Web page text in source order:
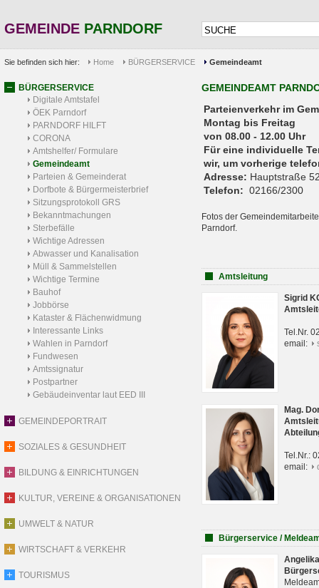
GEMEINDE PARNDORF
Sie befinden sich hier: Home BÜRGERSERVICE Gemeindeamt
BÜRGERSERVICE
Digitale Amtstafel
ÖEK Parndorf
PARNDORF HILFT
CORONA
Amtshelfer/ Formulare
Gemeindeamt
Parteien & Gemeinderat
Dorfbote & Bürgermeisterbrief
Sitzungsprotokoll GRS
Bekanntmachungen
Sterbefälle
Wichtige Adressen
Abwasser und Kanalisation
Müll & Sammelstellen
Wichtige Termine
Bauhof
Jobbörse
Kataster & Flächenwidmung
Interessante Links
Wahlen in Parndorf
Fundwesen
Amtssignatur
Postpartner
Gebäudeinventar laut EED III
GEMEINDEPORTRAIT
SOZIALES & GESUNDHEIT
BILDUNG & EINRICHTUNGEN
KULTUR, VEREINE & ORGANISATIONEN
UMWELT & NATUR
WIRTSCHAFT & VERKEHR
TOURISMUS
GEMEINDEAMT
Parteienverkehr
Montag bis Freitag
von 08.00 - 12.00 Uhr
Für eine individuelle
wir, um vorherige
Adresse: Hauptstraße
Telefon: 02166/2300
Fotos der
Parndorf.
Amtsleitung
Sigrid
Tel.Nr.
email:
Mag.
Tel.Nr.:
email:
Bürgerservice /